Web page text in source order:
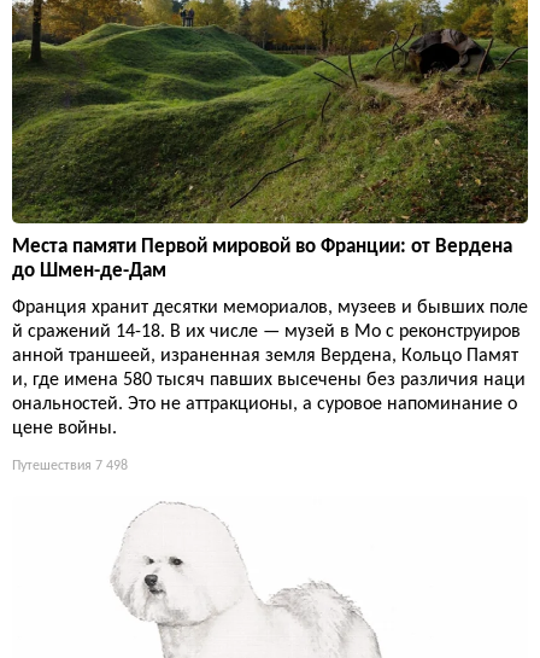
Места памяти Первой мировой во Франции: от Вердена
до Шмен-де-Дам
Франция хранит десятки мемориалов, музеев и бывших поле
й сражений 14-18. В их числе — музей в Мо с реконструиров
анной траншеей, израненная земля Вердена, Кольцо Памят
и, где имена 580 тысяч павших высечены без различия наци
ональностей. Это не аттракционы, а суровое напоминание о
цене войны.
Путешествия 7 498